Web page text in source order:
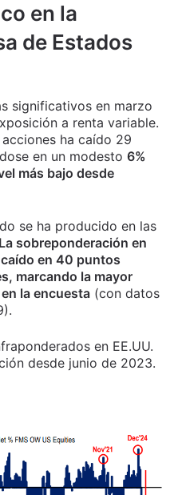
en la
de Estados
significativos en marzo
a renta variable.
ha caído 29
en un modesto 6%
más bajo desde
se ha producido en las
La sobreponderación en
caído en 40 puntos
marcando la mayor
la encuesta (con datos
en EE.UU.
desde junio de 2023.